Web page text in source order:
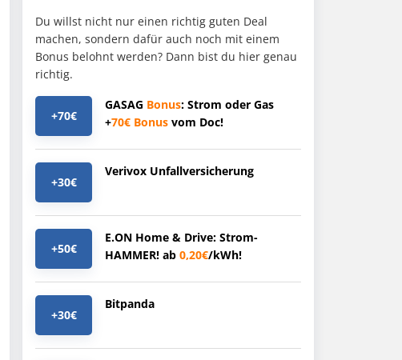
Du willst nicht nur einen richtig guten Deal
machen, sondern dafür auch noch mit einem
Bonus belohnt werden? Dann bist du hier genau
richtig.
+70€
GASAG Bonus: Strom oder Gas
+70€ Bonus vom Doc!
+30€
Verivox Unfallversicherung
+50€
E.ON Home & Drive: Strom-
HAMMER! ab 0,20€/kWh!
+30€
Bitpanda